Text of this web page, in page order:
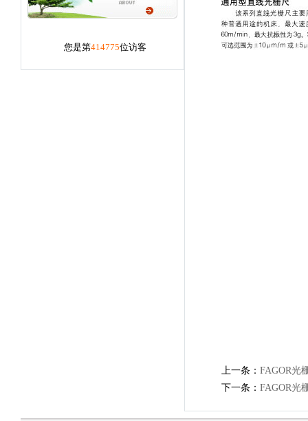
您是第414775位访客
上一条： FAGOR光
下一条： FAGOR光